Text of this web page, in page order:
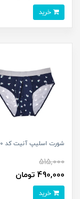
شورت اسلیپ آنیت کد 1280
515,000
490,000 تومان